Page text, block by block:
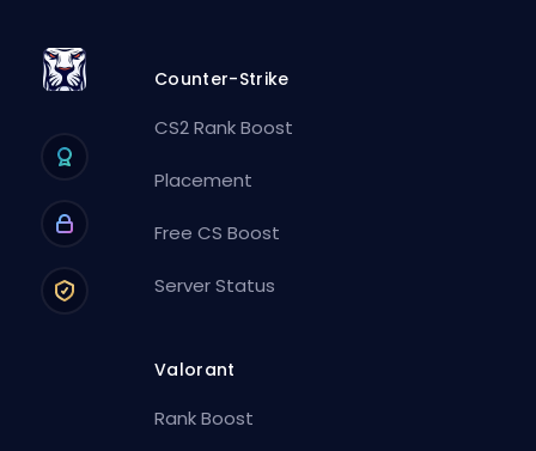
Counter-Strike
CS2 Rank Boost
Placement
Free CS Boost
Server Status
Valorant
Rank Boost